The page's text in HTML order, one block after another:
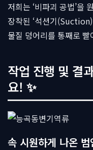
저희는 ‘비파괴 공법’을
장착된 ‘석션기
물질 덩어리를 통째로
작업 진행 및 결
요! ✨
속 시원하게 나온 범